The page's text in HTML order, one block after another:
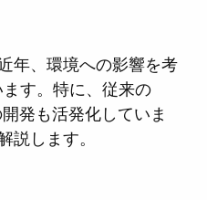
年、環境への影響を考
す。特に、従来の
発も活発化していま
します。